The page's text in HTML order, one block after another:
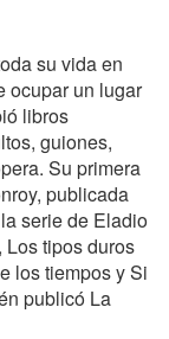
su vida en
ocupar un lugar
libros
guiones,
Su primera
publicada
serie de Eladio
Los tipos duros
los tiempos y Si
publicó La